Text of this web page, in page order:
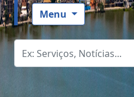
Menu